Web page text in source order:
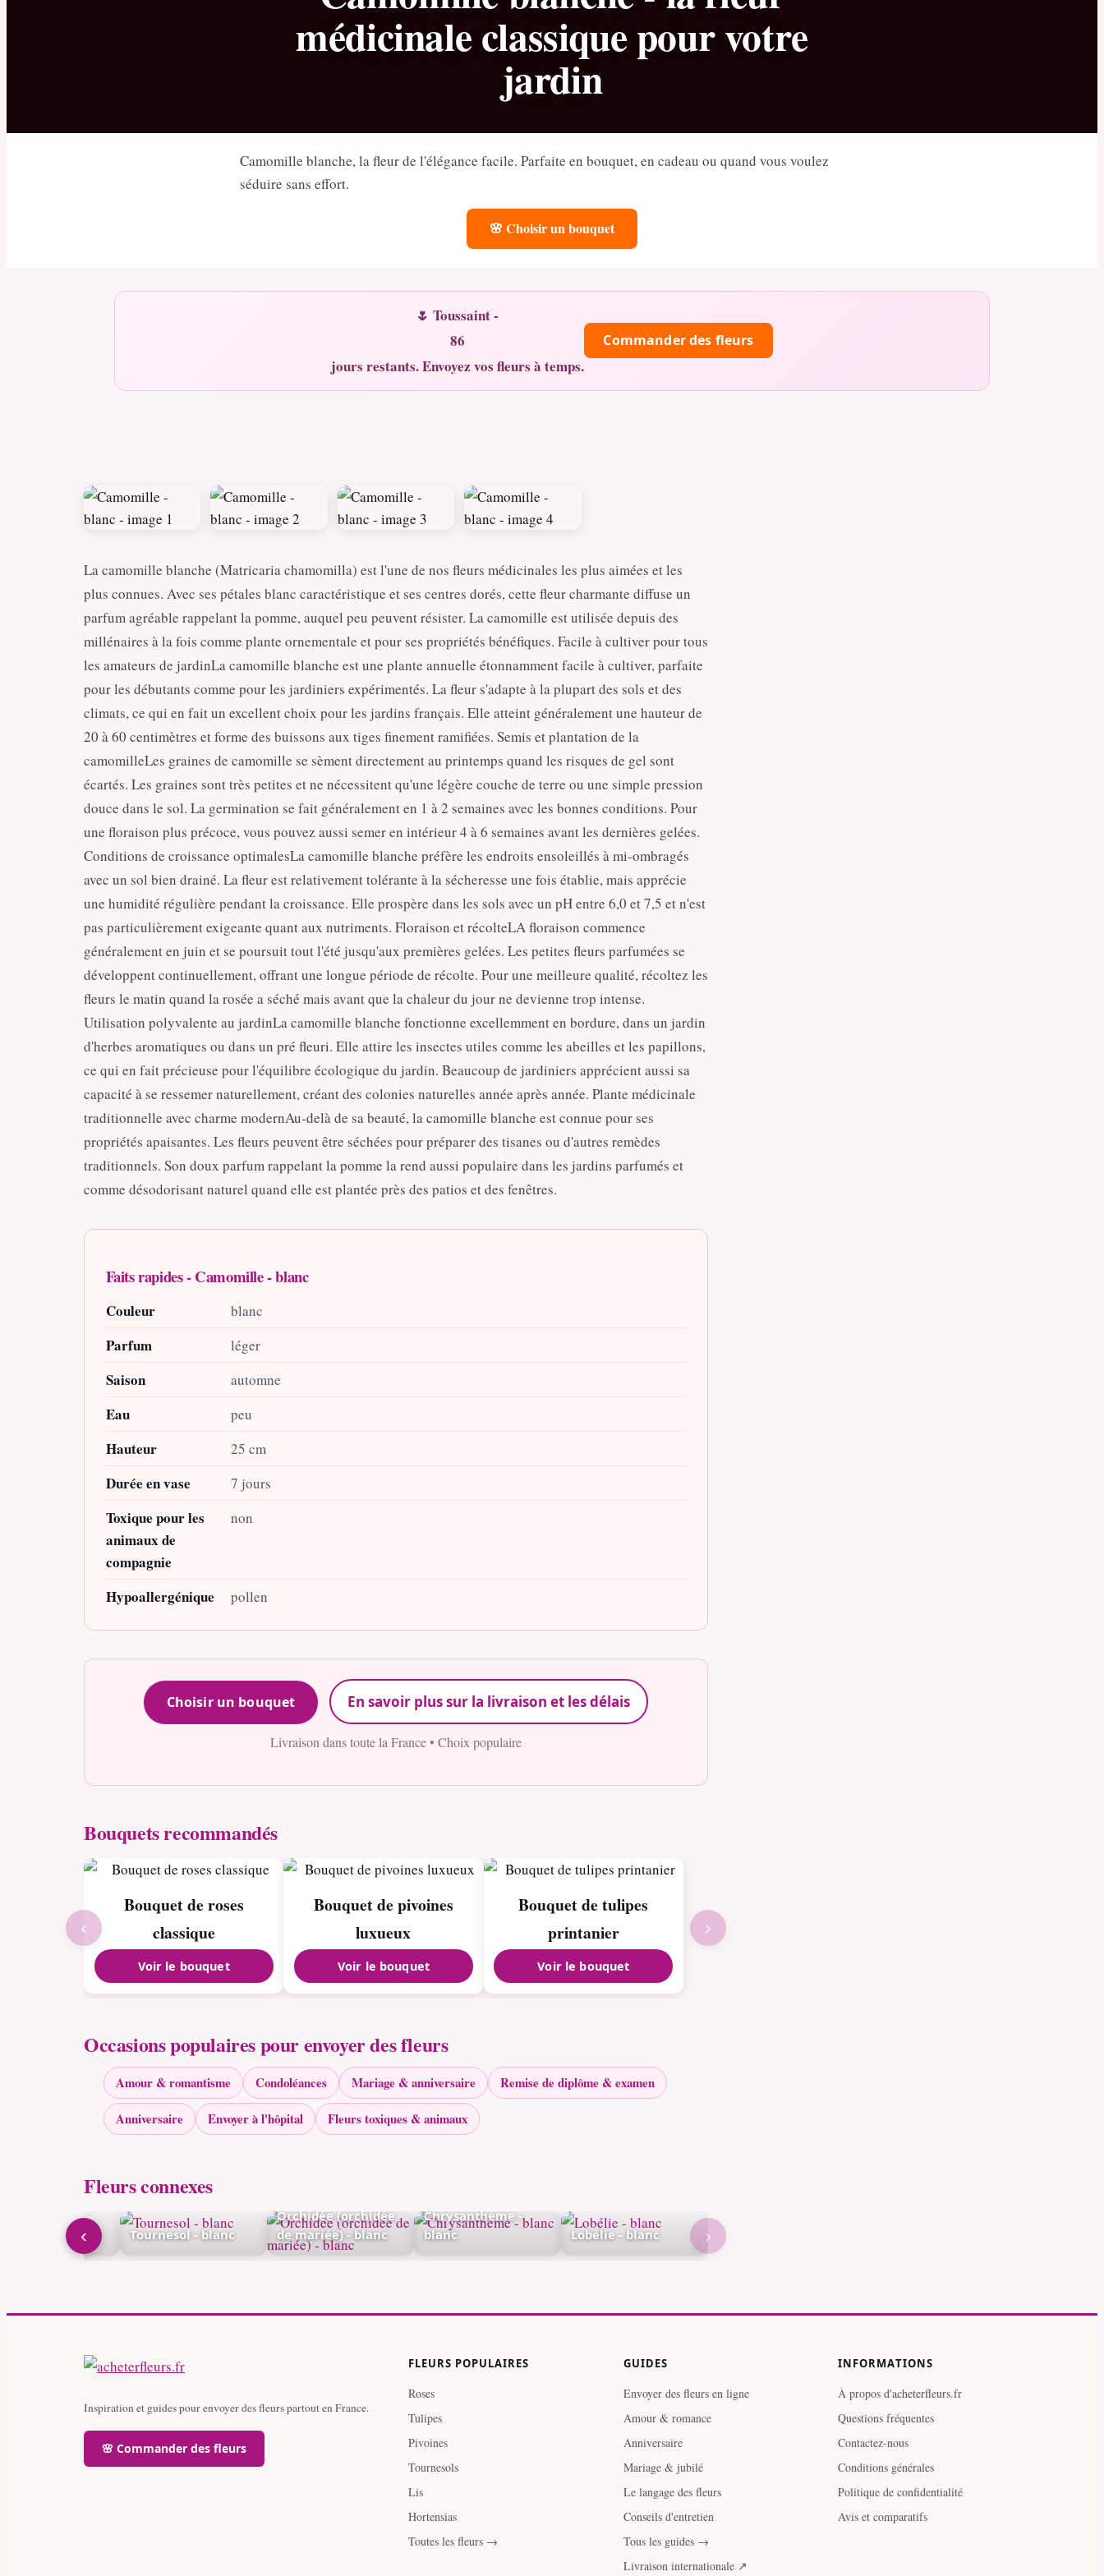
médicinale classique pour votre
jardin
Camomille blanche, la fleur de l'élégance facile. Parfaite en bouquet, en cadeau ou quand vous voulez
séduire sans effort.
🌸 Choisir un bouquet
🌷 Toussaint -
86
jours restants. Envoyez vos fleurs à temps.
Commander des fleurs
La camomille blanche (Matricaria chamomilla) est l'une de nos fleurs médicinales les plus aimées et les
plus connues. Avec ses pétales blanc caractéristique et ses centres dorés, cette fleur charmante diffuse un
parfum agréable rappelant la pomme, auquel peu peuvent résister. La camomille est utilisée depuis des
millénaires à la fois comme plante ornementale et pour ses propriétés bénéfiques. Facile à cultiver pour tous
les amateurs de jardinLa camomille blanche est une plante annuelle étonnamment facile à cultiver, parfaite
pour les débutants comme pour les jardiniers expérimentés. La fleur s'adapte à la plupart des sols et des
climats, ce qui en fait un excellent choix pour les jardins français. Elle atteint généralement une hauteur de
20 à 60 centimètres et forme des buissons aux tiges finement ramifiées. Semis et plantation de la
camomilleLes graines de camomille se sèment directement au printemps quand les risques de gel sont
écartés. Les graines sont très petites et ne nécessitent qu'une légère couche de terre ou une simple pression
douce dans le sol. La germination se fait généralement en 1 à 2 semaines avec les bonnes conditions. Pour
une floraison plus précoce, vous pouvez aussi semer en intérieur 4 à 6 semaines avant les dernières gelées.
Conditions de croissance optimalesLa camomille blanche préfère les endroits ensoleillés à mi-ombragés
avec un sol bien drainé. La fleur est relativement tolérante à la sécheresse une fois établie, mais apprécie
une humidité régulière pendant la croissance. Elle prospère dans les sols avec un pH entre 6,0 et 7,5 et n'est
pas particulièrement exigeante quant aux nutriments. Floraison et récolteLA floraison commence
généralement en juin et se poursuit tout l'été jusqu'aux premières gelées. Les petites fleurs parfumées se
développent continuellement, offrant une longue période de récolte. Pour une meilleure qualité, récoltez les
fleurs le matin quand la rosée a séché mais avant que la chaleur du jour ne devienne trop intense.
Utilisation polyvalente au jardinLa camomille blanche fonctionne excellemment en bordure, dans un jardin
d'herbes aromatiques ou dans un pré fleuri. Elle attire les insectes utiles comme les abeilles et les papillons,
ce qui en fait précieuse pour l'équilibre écologique du jardin. Beaucoup de jardiniers apprécient aussi sa
capacité à se ressemer naturellement, créant des colonies naturelles année après année. Plante médicinale
traditionnelle avec charme modernAu-delà de sa beauté, la camomille blanche est connue pour ses
propriétés apaisantes. Les fleurs peuvent être séchées pour préparer des tisanes ou d'autres remèdes
traditionnels. Son doux parfum rappelant la pomme la rend aussi populaire dans les jardins parfumés et
comme désodorisant naturel quand elle est plantée près des patios et des fenêtres.
Faits rapides - Camomille - blanc
Couleur blanc
Parfum léger
Saison automne
Eau peu
Hauteur 25 cm
Durée en vase 7 jours
Toxique pour les
animaux de
compagnie
non
Hypoallergénique pollen
Choisir un bouquet En savoir plus sur la livraison et les délais
Livraison dans toute la France • Choix populaire
Bouquets recommandés
Bouquet de roses
classique
Voir le bouquet
Bouquet de pivoines
luxueux
Voir le bouquet
Bouquet de tulipes
printanier
Voir le bouquet
‹ ›
Occasions populaires pour envoyer des fleurs
Amour & romantisme Condoléances Mariage & anniversaire Remise de diplôme & examen
Anniversaire Envoyer à l'hôpital Fleurs toxiques & animaux
Fleurs connexes
- blanc Tournesol - blanc
Orchidée (orchidée
de mariée) - blanc
Chrysanthème -
blanc
Lobélie - blanc
‹ ›
Inspiration et guides pour envoyer des fleurs partout en France.
🌸 Commander des fleurs
FLEURS POPULAIRES
Roses
Tulipes
Pivoines
Tournesols
Lis
Hortensias
Toutes les fleurs →
GUIDES
Envoyer des fleurs en ligne
Amour & romance
Anniversaire
Mariage & jubilé
Le langage des fleurs
Conseils d'entretien
Tous les guides →
Livraison internationale ↗
INFORMATIONS
À propos d'acheterfleurs.fr
Questions fréquentes
Contactez-nous
Conditions générales
Politique de confidentialité
Avis et comparatifs